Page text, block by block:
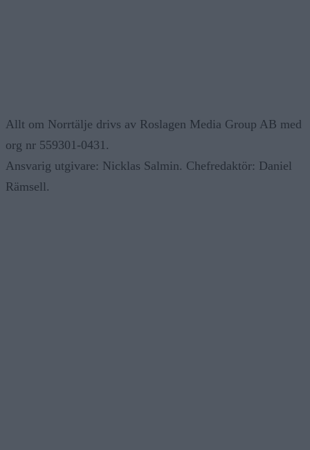
Allt om Norrtälje drivs av Roslagen Media Group AB med
org nr 559301-0431.
Ansvarig utgivare: Nicklas Salmin. Chefredaktör: Daniel
Rämsell.